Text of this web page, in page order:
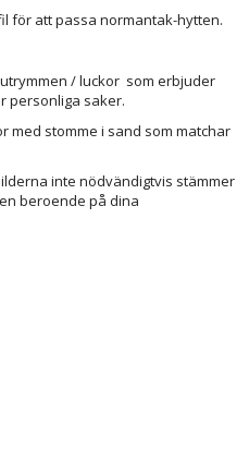
för att passa normantak-hytten.
/ luckor som erbjuder
personliga saker.
med stomme i sand som matchar
inte nödvändigtvis stämmer
beroende på dina